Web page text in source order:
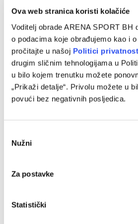
Ova web stranica koristi kolačiće
Voditelj obrade ARENA SPORT BH
o podacima koje obrađujemo kao i
pročitajte u našoj Politici
drugim sličnim tehnologijama u
u bilo kojem trenutku možete
„Prikaži detalje“. Privolu možete u
povući bez negativnih posljedica.
Selection
Nužni
Za postavke
Statistički
UEFA kaznila Borac zbog propusta u
06/08/2026